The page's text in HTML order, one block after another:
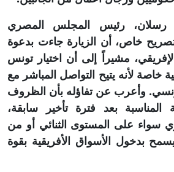
رسلان، رئيس المجلس المصري
خاص، أن الزيارة جاءت بدعوة
مشيراً إلى أن اختيار تونس
خاصة لأنه يتيح التواصل المباشر مع
وأعرب عن تفاؤله بأن الظروف
المناسبة بعد فترة تأخير سابقة،
سواء على المستوى الثنائي أو من
بدخول الأسواق الأفريقية بقوة